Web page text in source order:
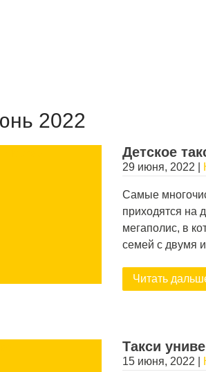
2022
Детское
29 июня, 2022
Самые
приходятся на
мегаполис, в
семей с двумя
Читать
Такси
15 июня, 2022